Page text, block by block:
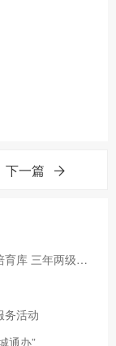
下一篇
三水白坭文创小镇正式纳入省级特色小镇培育库 三年两级跳，凭什么？
务活动
通办”